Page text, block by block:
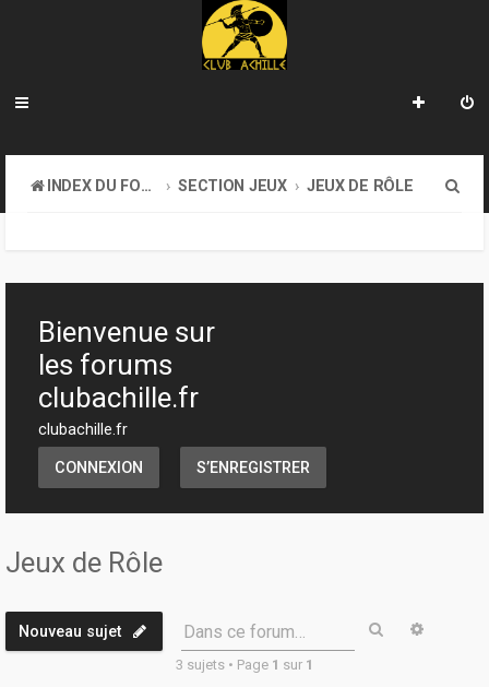
INDEX DU FORUM SECTION JEUX JEUX DE RÔLE
h
Bienvenue sur
les forums
clubachille.fr
clubachille.fr
CONNEXION S’ENREGISTRER
Jeux de Rôle
Nouveau sujet Dans ce forum… Rechercher
3 sujets • Page 1 sur 1